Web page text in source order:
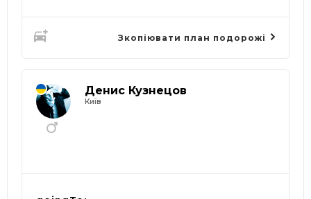
Зкопіювати план подорожі
Денис Кузнецов
Київ